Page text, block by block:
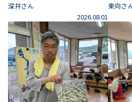
深井さん
2026.08.01
東向さ